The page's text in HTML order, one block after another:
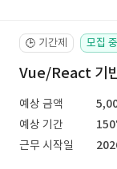
🕒 기간제 모집 중
Vue/React 기
예상 금액
예상 기간
150
근무 시작일